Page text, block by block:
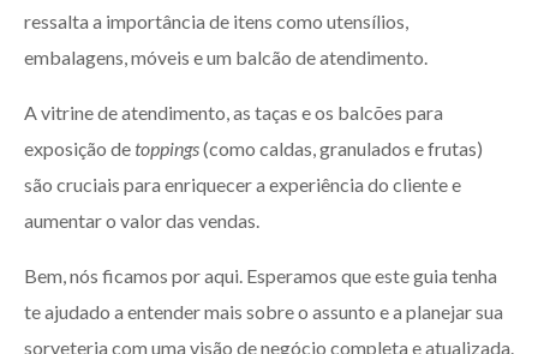
ressalta a importância de itens como utensílios,
embalagens, móveis e um balcão de atendimento.
A vitrine de atendimento, as taças e os balcões para
exposição detoppings(como caldas, granulados e frutas)
são cruciais para enriquecer a experiência do cliente e
aumentar o valor das vendas.
Bem, nós ficamos por aqui. Esperamos que este guia tenha
te ajudado a entender mais sobre o assunto e a planejar sua
sorveteria com uma visão de negócio completa e atualizada.